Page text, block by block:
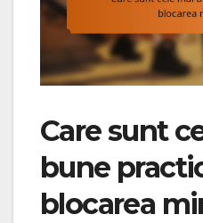
Care sunt
bune
blocarea